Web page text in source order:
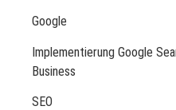
Google
Implementierung Google
Business
SEO